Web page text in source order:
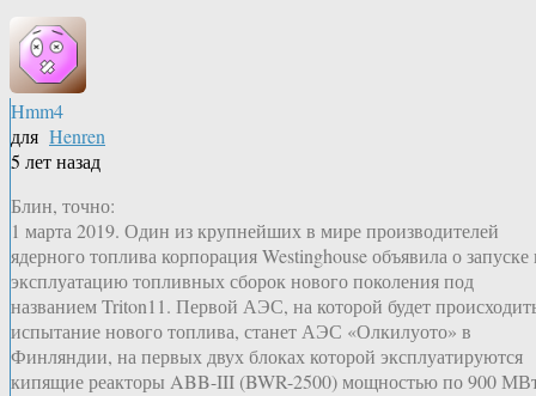
Hmm4
для Henren
5 лет назад
Блин, точно:
1 марта 2019. Один из крупнейших в мире производителей
ядерного топлива корпорация Westinghouse объявила о запуске
эксплуатацию топливных сборок нового поколения под
названием Triton11. Первой АЭС, на которой будет
испытание нового топлива, станет АЭС «Олкилуото» в
Финляндии, на первых двух блоках которой эксплуатируются
кипящие реакторы ABB-III (BWR-2500) мощностью по 900